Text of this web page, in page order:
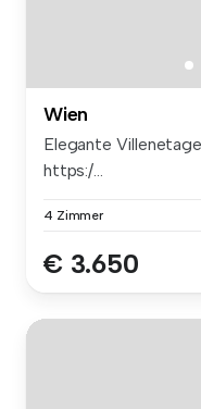
Wien
Elegante
https:/...
4 Zimmer
€ 3.650